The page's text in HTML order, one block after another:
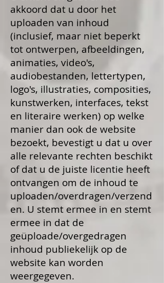
akkoord dat u door het
uploaden van inhoud
(inclusief, maar niet beperkt
tot ontwerpen, afbeeldingen,
animaties, video's,
audiobestanden, lettertypen,
logo's, illustraties, composities,
kunstwerken, interfaces, tekst
en literaire werken) op welke
manier dan ook de website
bezoekt, bevestigt u dat u over
alle relevante rechten beschikt
of dat u de juiste licentie heeft
ontvangen om de inhoud te
uploaden/overdragen/verzend
en. U stemt ermee in en stemt
ermee in dat de
geüploade/overgedragen
inhoud publiekelijk op de
website kan worden
weergegeven.